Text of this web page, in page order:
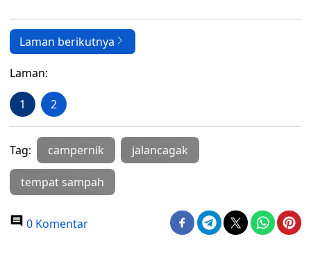
Laman berikutnya
Laman:
1 2
Tag: campernik jalancagak
tempat sampah
0 Komentar